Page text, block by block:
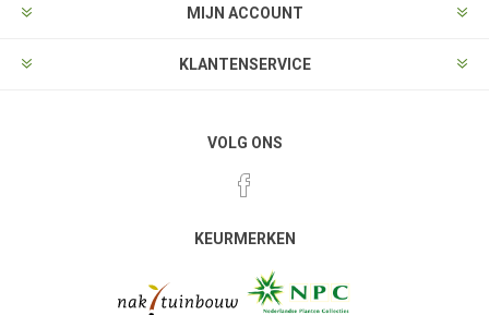
MIJN ACCOUNT
KLANTENSERVICE
VOLG ONS
KEURMERKEN